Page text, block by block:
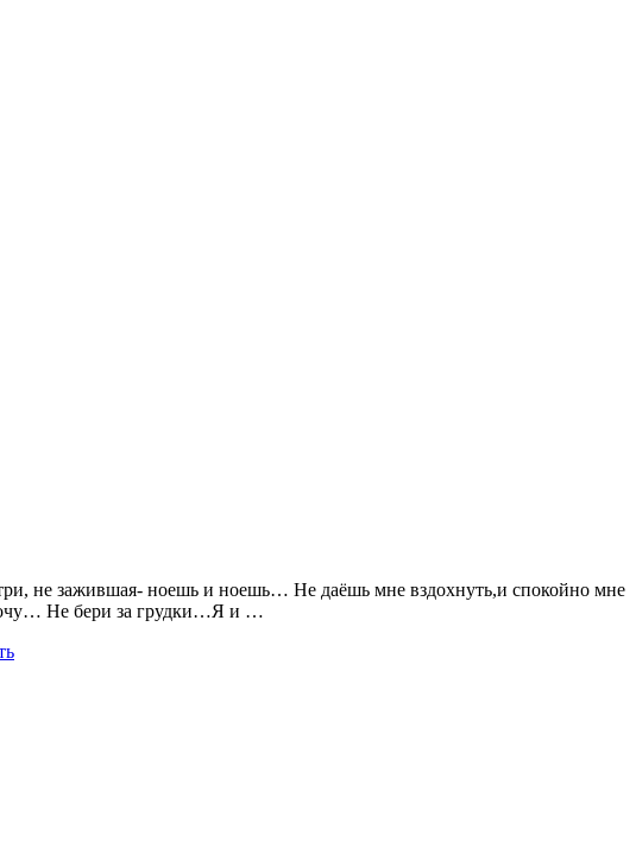
не зажившая- ноешь и ноешь… Не даёшь мне вздохнуть,и спокойно мне
Не бери за грудки…Я и …